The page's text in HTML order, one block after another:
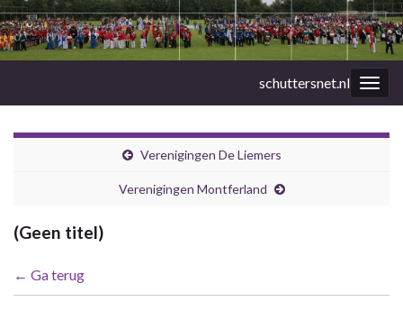
schuttersnet.nl
Verenigingen De Liemers
Verenigingen Montferland
(Geen titel)
← Ga terug